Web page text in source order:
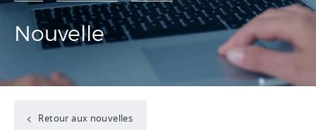
Nouvelle
Retour aux nouvelles